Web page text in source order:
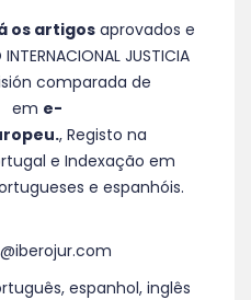
os artigos aprovados e
JUSTICIA
visión comparada de
em e-
, Registo na
e Indexação em
e espanhóis.
espanhol, inglês